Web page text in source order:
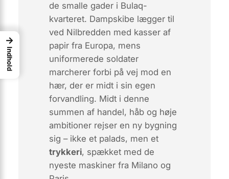
de smalle gader i Bulaq-
kvarteret. Dampskibe lægger til
ved Nilbredden med kasser af
papir fra Europa, mens
uniformerede soldater
marcherer forbi på vej mod en
hær, der er midt i sin egen
forvandling. Midt i denne
summen af handel, håb og høje
ambitioner rejser en ny bygning
sig – ikke et palads, men et
trykkeri, spækket med de
nyeste maskiner fra Milano og
→
Indhold